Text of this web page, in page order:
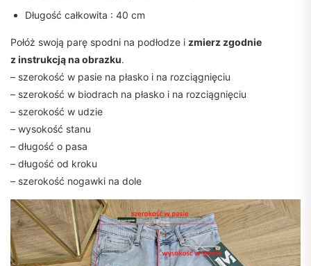
Długość całkowita : 40 cm
Połóż swoją parę spodni na podłodze i zmierz zgodnie
z instrukcją na obrazku.
– szerokość w pasie na płasko i na rozciągnięciu
– szerokość w biodrach na płasko i na rozciągnięciu
– szerokość w udzie
– wysokość stanu
– długość o pasa
– długość od kroku
– szerokość nogawki na dole